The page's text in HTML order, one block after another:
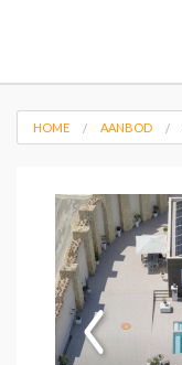
HOME AANBOD